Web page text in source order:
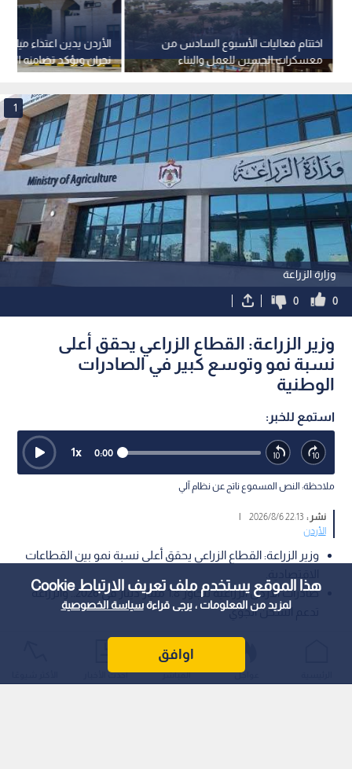
هذا الموقع يستخدم ملف تعريف الارتباط Cookie
لمزيد من المعلومات ، يرجى قراءةسياسة الخصوصية
اوافق
الأردن يدين اعتداء
نجران ويؤكد تضامنه
السعودية
اختتام فعاليات الأسبوع السادس من
معسكرات الحسين للعمل والبناء
بالعقبة لعام 2026
وزارة الزراعة
1
0
0
وزير الزراعة: القطاع الزراعي يحقق أعلى
نسبة نمو وتوسع كبير في الصادرات
الوطنية
استمع للخبر:
0:00
1x
ملاحظة: النص المسموع ناتج عن نظام آلي
نشر :22:13 2026/8/6
الأردن
وزير الزراعة: القطاع الزراعي يحقق أعلى نسبة نمو بين القطاعات
صادرات الأردن الزراعية تتجاوز 1.8 مليار دينار في 2026.. والزراعة
تدعم الشحن الجوي
أكد وزير الزراعة الدكتور صائب خريسات أن المزارع الأردني يشكل
ركيزة أساسية من ركائز الأمن الغذائي، مشيرا إلى أن القطاع الزراعي
حقق رغم التحديات أعلى نسبة نمو مع نهاية عام 2025 وحتى الربع
عواجل المباشر أحدث الأخبار